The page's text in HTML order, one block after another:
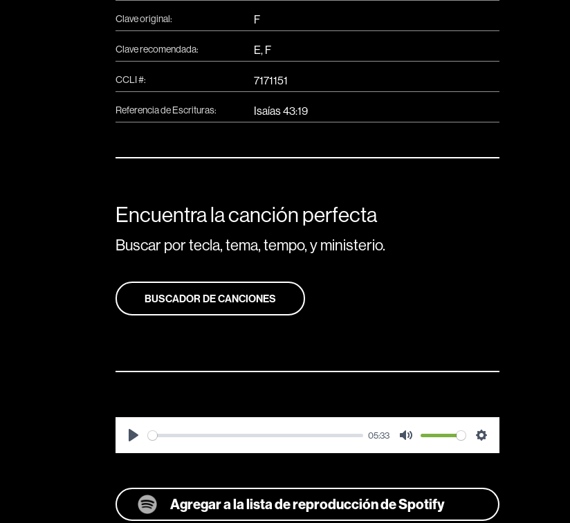
Clave original: F
Clave recomendada: E, F
CCLI #: 7171151
Referencia de Escrituras: Isaías 43:19
Encuentra la canción perfecta
Buscar por tecla, tema, tempo, y ministerio.
BUSCADOR DE CANCIONES
Play
05:33
Mute Settings
Agregar a la lista de reproducción de Spotify